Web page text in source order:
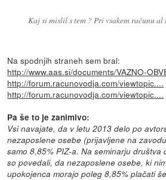
Kaj si mislil s tem ? Pri vsakem računu al
Na spodnjih straneh sem bral:
http://www.aas.si/documents/VAZNO-
http://forum.racunovodja.com/viewtopic....
http://forum.racunovodja.com/viewtopic....
Pa še to je zanimivo:
Vsi navajate, da v letu 2013 delo po
nezaposlene osebe (prijavljene na
samo 8,85% PIZ-a. Na seminarju društva
so povedali, da nezaposlene osebe, ki
upokojenca morajo poleg 8,85% plačati še